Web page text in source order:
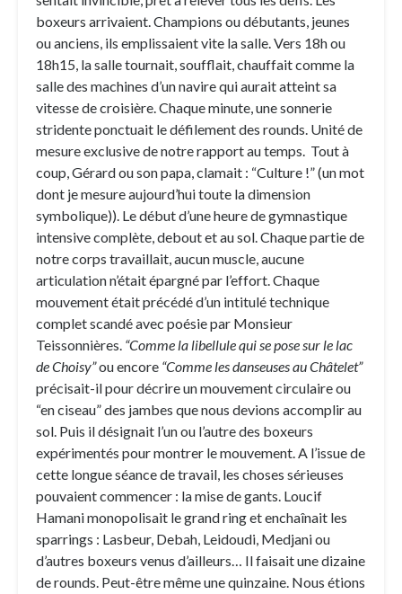
boxeurs arrivaient. Champions ou débutants, jeunes
ou anciens, ils emplissaient vite la salle. Vers 18h ou
18h15, la salle tournait, soufflait, chauffait comme la
salle des machines d’un navire qui aurait atteint sa
vitesse de croisière. Chaque minute, une sonnerie
stridente ponctuait le défilement des rounds. Unité de
mesure exclusive de notre rapport au temps. Tout à
coup, Gérard ou son papa, clamait : “Culture !” (un mot
dont je mesure aujourd’hui toute la dimension
symbolique)). Le début d’une heure de gymnastique
intensive complète, debout et au sol. Chaque partie de
notre corps travaillait, aucun muscle, aucune
articulation n’était épargné par l’effort. Chaque
mouvement était précédé d’un intitulé technique
complet scandé avec poésie par Monsieur
Teissonnières. “Comme la libellule qui se pose sur le lac
de Choisy”ou encore “Comme les danseuses au Châtelet”
précisait-il pour décrire un mouvement circulaire ou
“en ciseau” des jambes que nous devions accomplir au
sol. Puis il désignait l’un ou l’autre des boxeurs
expérimentés pour montrer le mouvement. A l’issue de
cette longue séance de travail, les choses sérieuses
pouvaient commencer : la mise de gants. Loucif
Hamani monopolisait le grand ring et enchaînait les
sparrings : Lasbeur, Debah, Leidoudi, Medjani ou
d’autres boxeurs venus d’ailleurs… Il faisait une dizaine
de rounds. Peut-être même une quinzaine. Nous étions